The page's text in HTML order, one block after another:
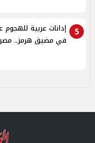
5
إدانات عربية
في مضيق هرمز.. مصر